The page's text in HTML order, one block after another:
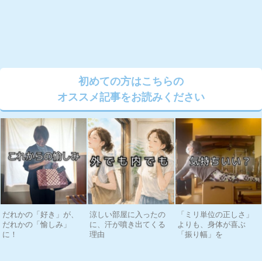
初めての方はこちらの
オススメ記事をお読みください
だれかの「好き」が、
だれかの「愉しみ」
に！
涼しい部屋に入ったの
に、汗が噴き出てくる
理由
「ミリ単位の正しさ」
よりも、身体が喜ぶ
「振り幅」を